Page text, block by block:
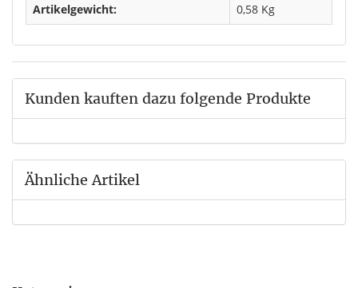
Artikelgewicht:
0,58 Kg
Kunden kauften dazu folgende Produkte
Ähnliche Artikel